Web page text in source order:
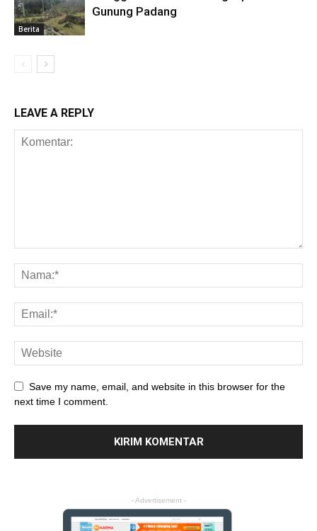
Berita
Gunung Padang
LEAVE A REPLY
Save my name, email, and website in this browser for the
next time I comment.
- Advertisement -